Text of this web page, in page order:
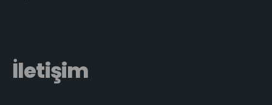
İletişim